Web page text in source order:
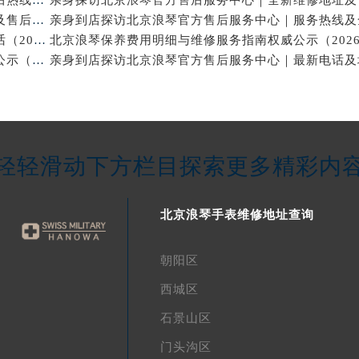
亲身到店探访北京浪琴官方售后服务中心｜维修地址及售后服务热线（2026年7月最新）
亲身探访北京浪琴官方售后服务中心｜网点地址与电话（2026年7月最新）
北京浪琴保养维修中心专业手表保养与维修服务权威公示（2026年7月最新）
轻滑动下方栏目探索更多精彩内
北京浪琴手表维修地址查询
朝阳区
西城区
石景山区
门头沟区